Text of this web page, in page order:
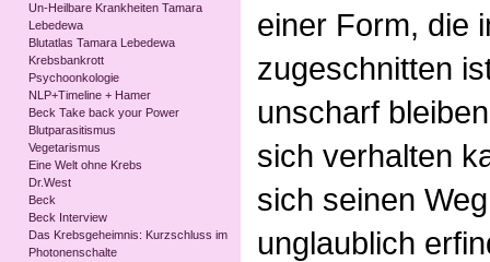
Un-Heilbare Krankheiten Tamara
Lebedewa
Blutatlas Tamara Lebedewa
Krebsbankrott
Psychoonkologie
NLP+Timeline + Hamer
Beck Take back your Power
Blutparasitismus
Vegetarismus
Eine Welt ohne Krebs
Dr.West
Beck
Beck Interview
Das Krebsgeheimnis: Kurzschluss im
Photonenschalte
einer Form, die
zugeschnitten
unscharf
sich verhalten
sich seinen
unglaublich